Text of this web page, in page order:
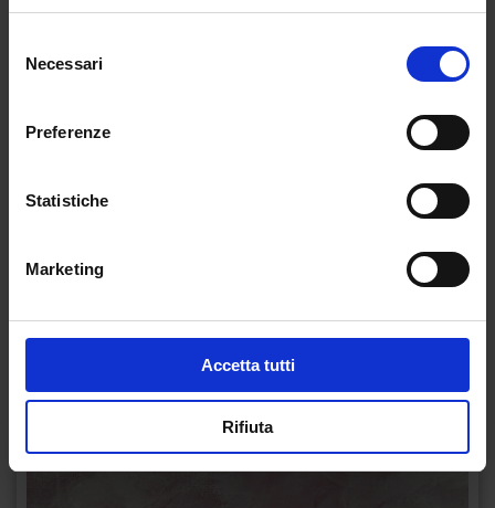
delNecessari
Preferenze
Statistiche
Marketing
Accetta tutti
Rifiuta